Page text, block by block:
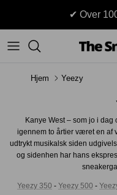
✔ Over
Sneakers
Adidas
UGG
Stüssy
Supreme
TSS Collection
Accessories
Hjem Yeezy
Kanye West – som jo i dag
igennem to årtier været en af
udtrykt musikalsk siden
og sidenhen har hans
Yeezy 350 - Yeezy 500 -